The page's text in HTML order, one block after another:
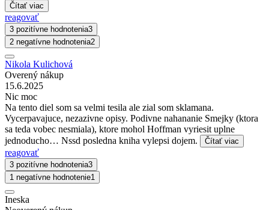
Čítať viac
reagovať
3 pozitívne hodnotenia3
2 negatívne hodnotenia2
Nikola Kulichová
Overený nákup
15.6.2025
Nic moc
Na tento diel som sa velmi tesila ale zial som sklamana.
Vycerpavajuce, nezazivne opisy. Podivne nahananie Smejky (ktora
sa teda vobec nesmiala), ktore mohol Hoffman vyriesit uplne
jednoducho… Nssd posledna kniha vylepsi dojem.
Čítať viac
reagovať
3 pozitívne hodnotenia3
1 negatívne hodnotenie1
Ineska